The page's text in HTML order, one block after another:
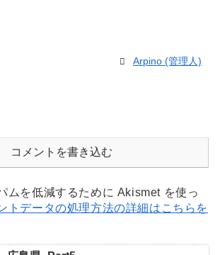
Arpino (管理人)
コメントを書き込む
ムを低減するために Akismet を使っ
トデータの処理方法の詳細はこちらを